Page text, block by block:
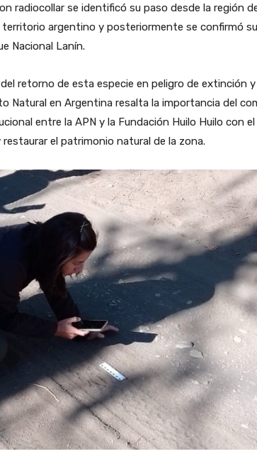
radiocollar se identificó su paso desde la región
territorio argentino y posteriormente se confirmó
Nacional Lanín.
retorno de esta especie en peligro de extinción y
Natural en Argentina resalta la importancia del
entre la APN y la Fundación Huilo Huilo con
el patrimonio natural de la zona.